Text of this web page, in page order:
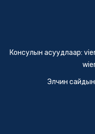
Консулын асуудлаар:
Элчин